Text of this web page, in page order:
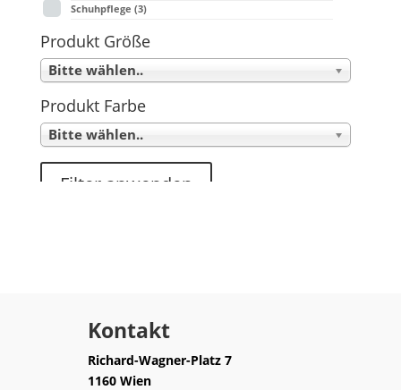
Schuhpflege (3)
Produkt Größe
Bitte wählen..
Produkt Farbe
Bitte wählen..
Filter anwenden
Kontakt
Richard-Wagner-Platz 7
1160 Wien